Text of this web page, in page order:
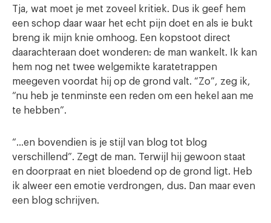
Tja, wat moet je met zoveel kritiek. Dus ik geef hem
een schop daar waar het echt pijn doet en als ie bukt
breng ik mijn knie omhoog. Een kopstoot direct
daarachteraan doet wonderen: de man wankelt. Ik kan
hem nog net twee welgemikte karatetrappen
meegeven voordat hij op de grond valt. “Zo”, zeg ik,
“nu heb je tenminste een reden om een hekel aan me
te hebben”.
“…en bovendien is je stijl van blog tot blog
verschillend”. Zegt de man. Terwijl hij gewoon staat
en doorpraat en niet bloedend op de grond ligt. Heb
ik alweer een emotie verdrongen, dus. Dan maar even
een blog schrijven.